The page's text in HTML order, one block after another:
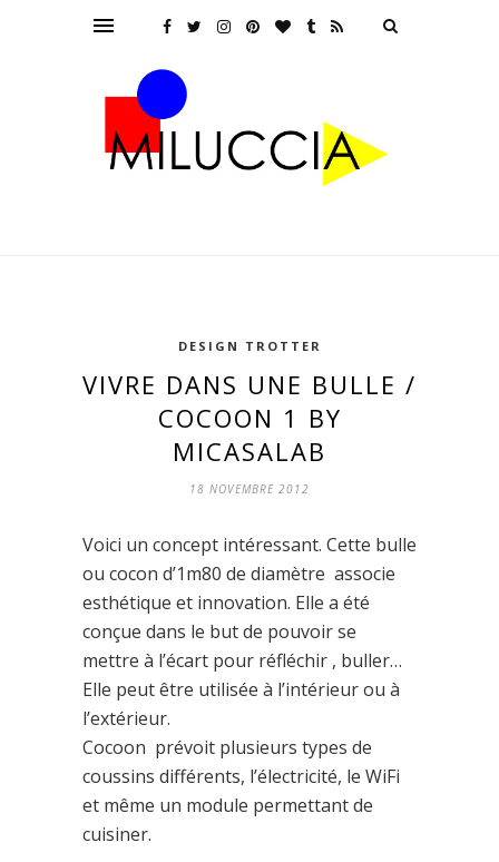
DESIGN TROTTER
VIVRE DANS UNE BULLE /
COCOON 1 BY
MICASALAB
18 NOVEMBRE 2012
Voici un concept intéressant. Cette bulle
ou cocon d’1m80 de diamètre associe
esthétique et innovation. Elle a été
conçue dans le but de pouvoir se
mettre à l’écart pour réfléchir , buller…
Elle peut être utilisée à l’intérieur ou à
l’extérieur.
Cocoon prévoit plusieurs types de
coussins différents, l’électricité, le WiFi
et même un module permettant de
cuisiner.